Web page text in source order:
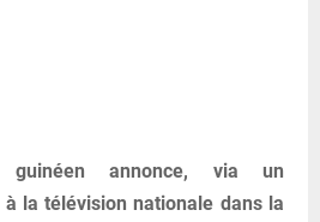
guinéen annonce, via un
la télévision nationale dans la